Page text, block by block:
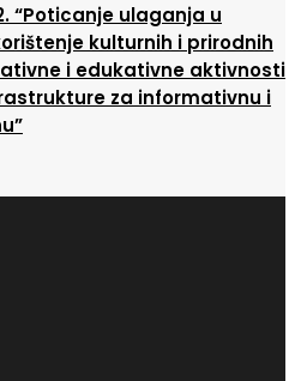
“Poticanje ulaganja u
kulturnih i prirodnih
i edukativne aktivnosti
za informativnu i